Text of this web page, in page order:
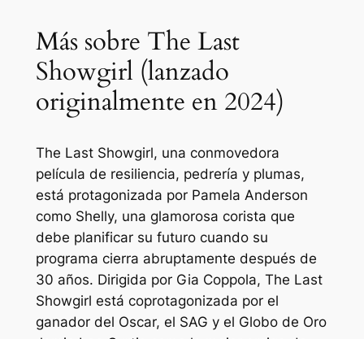
Más sobre The Last
Showgirl (lanzado
originalmente en 2024)
The Last Showgirl, una conmovedora
película de resiliencia, pedrería y plumas,
está protagonizada por Pamela Anderson
como Shelly, una glamorosa corista que
debe planificar su futuro cuando su
programa cierra abruptamente después de
30 años. Dirigida por Gia Coppola, The Last
Showgirl está coprotagonizada por el
ganador del Oscar, el SAG y el Globo de Oro